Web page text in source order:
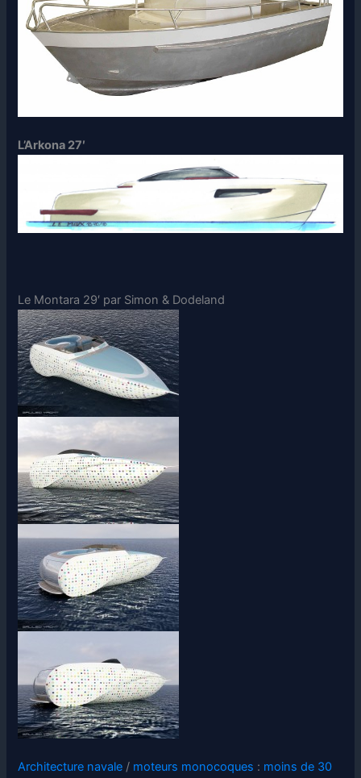
L’Arkona 27′
Le Montara 29′ par Simon & Dodeland
Architecture navale / moteurs monocoques : moins de 30